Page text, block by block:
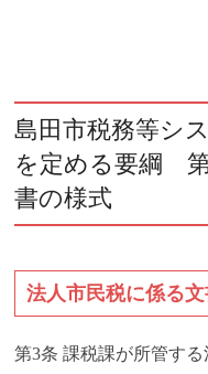
島田市税務等シ
を定める要綱
書の様式
法人市民税に係る
第3条 課税課が所管す